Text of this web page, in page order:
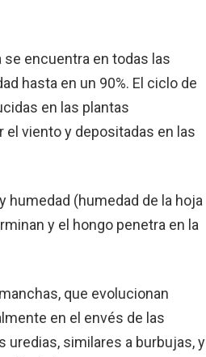
se encuentra en todas las
hasta en un 90%. El ciclo de
en las plantas
viento y depositadas en las
humedad (humedad de la hoja
y el hongo penetra en la
que evolucionan
en el envés de las
uredias, similares a burbujas, y